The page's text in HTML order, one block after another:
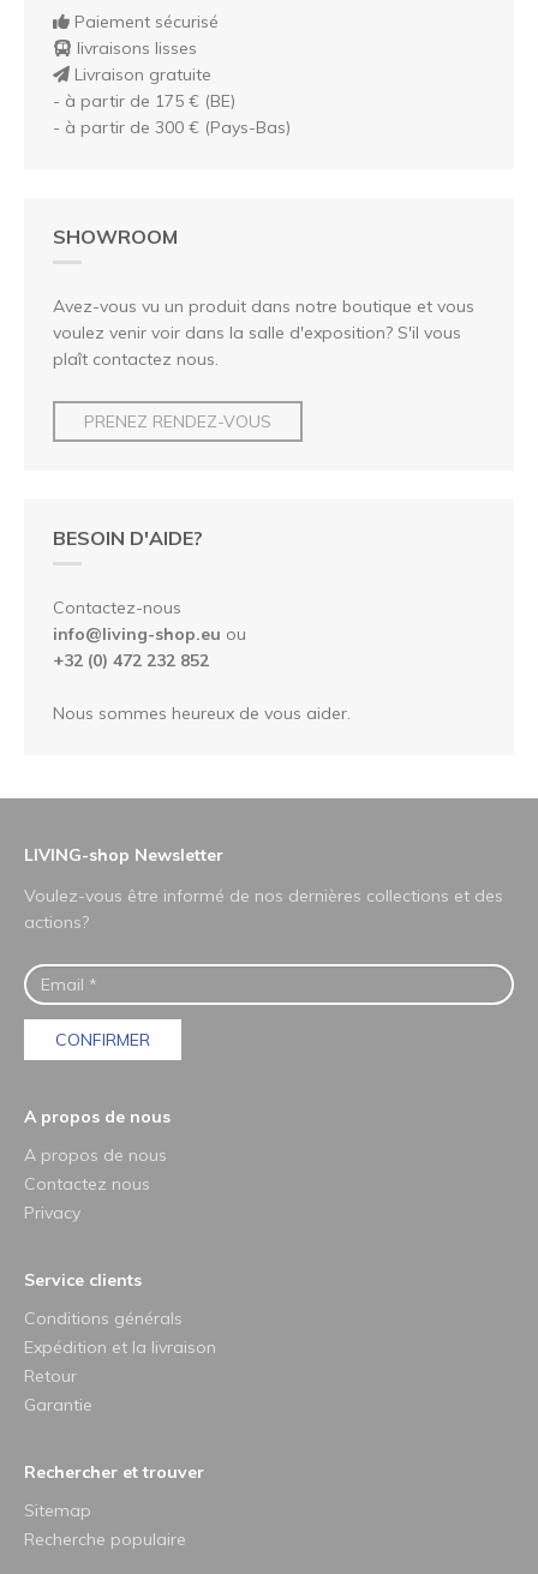
Paiement sécurisé
livraisons lisses
Livraison gratuite
- à partir de 175 € (BE)
- à partir de 300 € (Pays-Bas)
SHOWROOM
Avez-vous vu un produit dans notre boutique et vous
voulez venir voir dans la salle d'exposition? S'il vous
plaît contactez nous.
PRENEZ RENDEZ-VOUS
BESOIN D'AIDE?
Contactez-nous
info@living-shop.eu ou
+32 (0) 472 232 852
Nous sommes heureux de vous aider.
LIVING-shop Newsletter
Voulez-vous être informé de nos dernières collections et des
actions?
CONFIRMER
A propos de nous
A propos de nous
Contactez nous
Privacy
Service clients
Conditions générals
Expédition et la livraison
Retour
Garantie
Rechercher et trouver
Sitemap
Recherche populaire